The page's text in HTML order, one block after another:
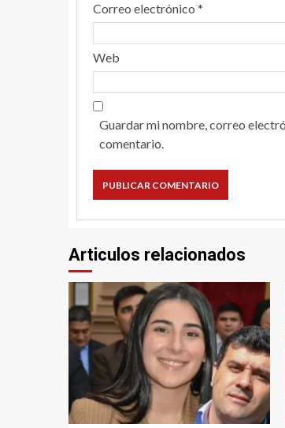
Correo electrónico *
Web
Guardar mi nombre, correo
comentario.
Articulos relacionados